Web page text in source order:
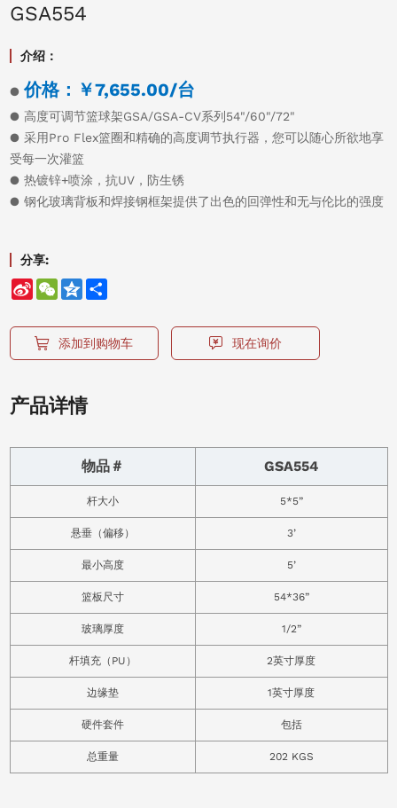
GSA554
介绍：
●价格：￥7,655.00/台
● 高度可调节篮球架GSA/GSA-CV系列54"/60"/72"
● 采用Pro Flex篮圈和精确的高度调节执行器，您可以随心所欲地享
受每一次灌篮
● 热镀锌+喷涂，抗UV，防生锈
● 钢化玻璃背板和焊接钢框架提供了出色的回弹性和无与伦比的强度
分享:
Sina
Weibo
WeChatQzone
添加到购物车 现在询价
产品详情
物品＃ GSA554
杆大小 5*5”
悬垂（偏移） 3’
最小高度 5’
篮板尺寸 54*36”
玻璃厚度 1/2”
杆填充（PU） 2英寸厚度
边缘垫 1英寸厚度
硬件套件 包括
总重量 202 KGS